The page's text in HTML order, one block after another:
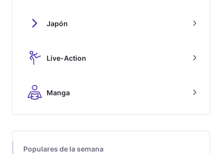
Japón
Live-Action
Manga
Populares de la semana